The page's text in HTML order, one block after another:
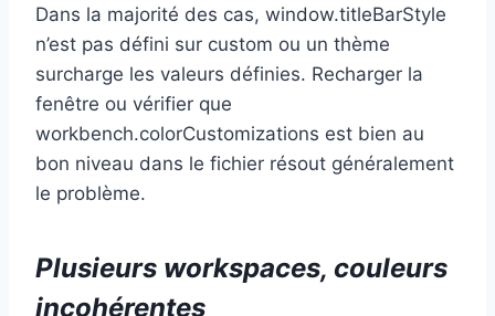
Dans la majorité des cas, window.titleBarStyle
n’est pas défini sur custom ou un thème
surcharge les valeurs définies. Recharger la
fenêtre ou vérifier que
workbench.colorCustomizations est bien au
bon niveau dans le fichier résout généralement
le problème.
Plusieurs workspaces, couleurs
incohérentes